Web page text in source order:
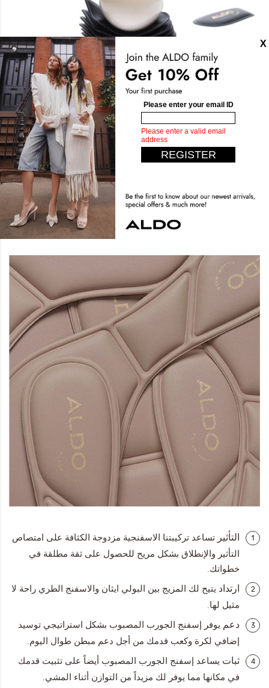
تأنقي براحة لا مثيل لها
توقع الغير متوقع مع أكثر تصاميمنا راحة حتى الآن. صممت من
الاسفنج المكثف والنعال المبطنة لتوفر لك راحة فائقة. اخطو بأناقة
1 التأثير تساعد تركيبتنا الاسفنجية مزدوجة الكثافة على امتصاص
التأثير والإنطلاق بشكل مريح للحصول على ثقة مطلقة في
خطواتك.
2 ارتداد يتيح لك المزيج بين البولي ايثان والاسفنج الطري راحة لا
مثيل لها.
3 دعم يوفر إسفنج الجورب المصبوب بشكل استراتيجي توسيد
إضافي لكرة وكعب قدمك من أجل دعم مبطن طوال اليوم.
4 ثبات يساعد إسفنج الجورب المصبوب أيضاً على تثبيت قدمك
في مكانها مما يوفر لك مزيداً من التوازن أثناء المشي.